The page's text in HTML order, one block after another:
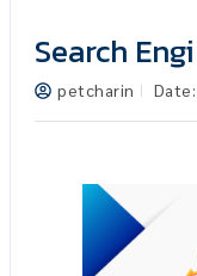
Search
petcharin Date: